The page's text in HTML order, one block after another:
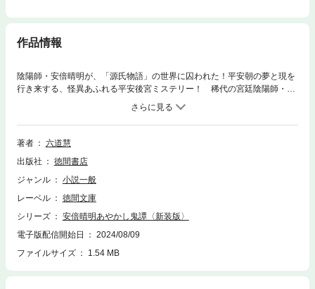
作品情報
陰陽師・安倍晴明が、「源氏物語」の世界に囚われた！平安朝の夢と現を
行き来する、怪異あふれる平安後宮ミステリー！ 稀代の宮廷陰陽師・安
倍晴明も齢八十四。あるとき自分が「光の君」と呼ばれる人物になってい
る夢を見た。その夢を見るたびに晴明は、奇怪なことに現実世界でどんど
ん若返ってゆくのだ。巷では大内裏北面の「不開の門」が開き死人が続
出。中宮彰子のまわりでも帝の寵愛をめぐって後宮の女たちの諍いが巻き
ていた。
著者
六道慧
出版社
徳間書店
ジャンル
小説一般
レーベル
徳間文庫
シリーズ
安倍晴明あやかし鬼譚〈新装版〉
電子版配信開始日
2024/08/09
ファイルサイズ
1.54 MB